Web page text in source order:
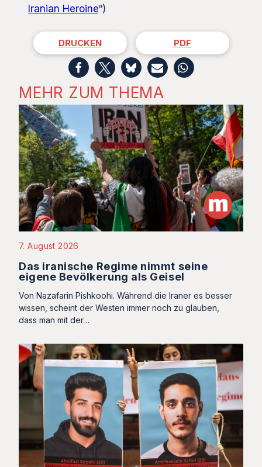
Iranian Heroine“)
DRUCKEN PDF
MEHR ZUM THEMA
7. August 2026
Das iranische Regime nimmt seine
eigene Bevölkerung als Geisel
Von Nazafarin Pishkoohi. Während die Iraner es besser
wissen, scheint der Westen immer noch zu glauben,
dass man mit der…